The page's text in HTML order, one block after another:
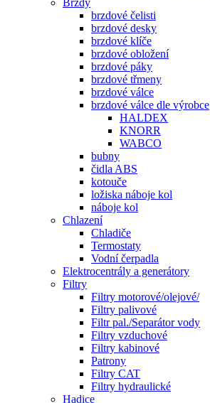
Brzdy
brzdové čelisti
brzdové desky
brzdové klíče
brzdové obložení
brzdové páky
brzdové třmeny
brzdové válce
brzdové válce dle výrobce
HALDEX
KNORR
WABCO
bubny
čidla ABS
kotouče
ložiska náboje kol
náboje kol
Chlazení
Chladiče
Termostaty
Vodní čerpadla
Elektrocentrály a generátory
Filtry
Filtry motorové/olejové/
Filtry palivové
Filtr pal./Separátor vody
Filtry vzduchové
Filtry kabinové
Patrony
Filtry CAT
Filtry hydraulické
Hadice